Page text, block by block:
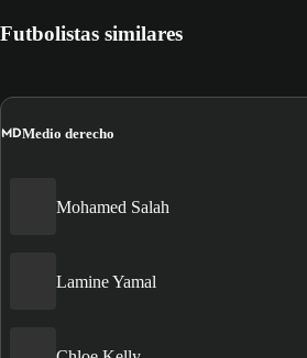
Futbolistas similares
MDMedio derecho
Mohamed Salah
Lamine Yamal